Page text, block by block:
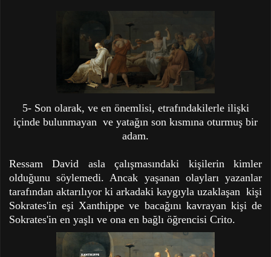
5- Son olarak, ve en önemlisi, etrafındakilerle ilişki
içinde bulunmayan ve yatağın son kısmına oturmuş bir
adam.
Ressam David asla çalışmasındaki kişilerin kimler
olduğunu söylemedi. Ancak yaşanan olayları yazanlar
tarafından aktarılıyor ki arkadaki kaygıyla uzaklaşan kişi
Sokrates'in eşi Xanthippe ve bacağını kavrayan kişi de
Sokrates'in en yaşlı ve ona en bağlı öğrencisi Crito.